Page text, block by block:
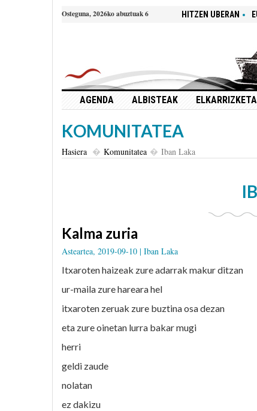
Osteguna, 2026ko abuztuak 6 HITZEN UBERAN
AGENDA ALBISTEAK
KOMUNITATEA
Hasiera Komunitatea Iban Laka
Kalma zuria
Asteartea, 2019-09-10 | Iban Laka
Itxaroten haizeak zure adarrak makur ditzan
ur-maila zure hareara hel
itxaroten zeruak zure buztina osa dezan
eta zure oinetan lurra bakar mugi
herri
geldi zaude
nolatan
ez dakizu